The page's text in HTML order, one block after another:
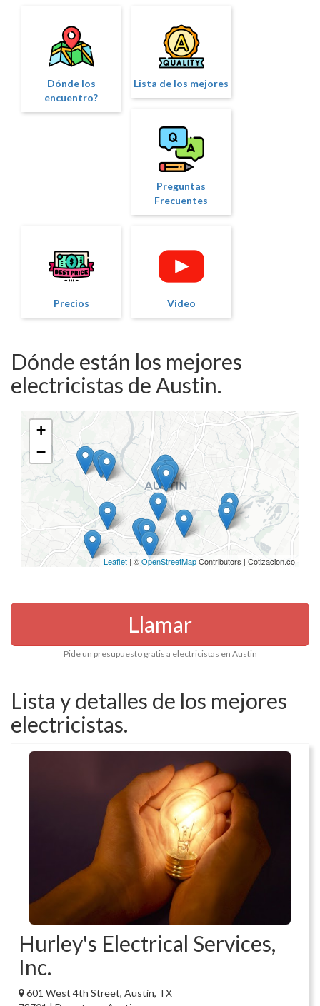
Dónde los
encuentro?
Lista de los mejores
Preguntas
Frecuentes
Precios Video
Dónde están los mejores
electricistas de Austin.
+
−
Leaflet | ©OpenStreetMapContributors | Cotizacion.co
Llamar
Pide un presupuesto gratis a electricistas en Austin
Lista y detalles de los mejores
electricistas.
Hurley's Electrical Services,
Inc.
601 West 4th Street, Austin, TX